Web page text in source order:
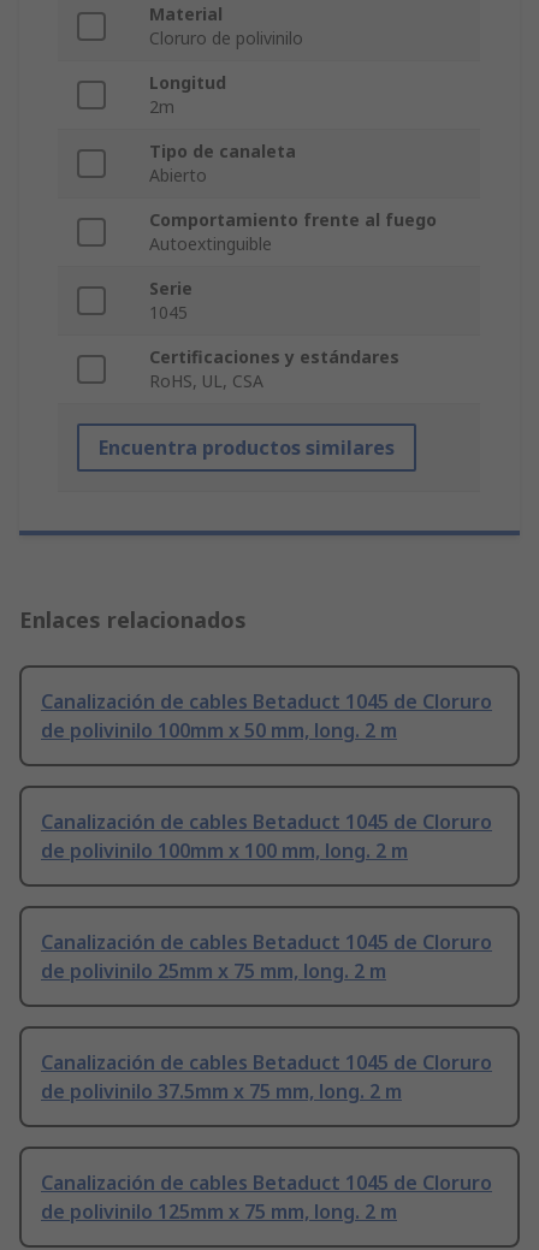
Material
Cloruro de polivinilo
Longitud
2m
Tipo de canaleta
Abierto
Comportamiento frente al fuego
Autoextinguible
Serie
1045
Certificaciones y estándares
RoHS, UL, CSA
Encuentra productos similares
Enlaces relacionados
Canalización de cables Betaduct 1045 de Cloruro
de polivinilo 100mm x 50 mm, long. 2 m
Canalización de cables Betaduct 1045 de Cloruro
de polivinilo 100mm x 100 mm, long. 2 m
Canalización de cables Betaduct 1045 de Cloruro
de polivinilo 25mm x 75 mm, long. 2 m
Canalización de cables Betaduct 1045 de Cloruro
de polivinilo 37.5mm x 75 mm, long. 2 m
Canalización de cables Betaduct 1045 de Cloruro
de polivinilo 125mm x 75 mm, long. 2 m